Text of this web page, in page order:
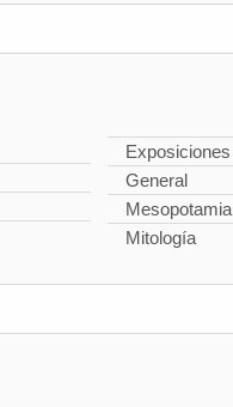
Exposiciones
General
Mesopotamia
Mitología